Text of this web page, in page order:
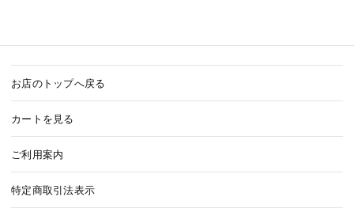
お店のトップへ戻る
カートを見る
ご利用案内
特定商取引法表示